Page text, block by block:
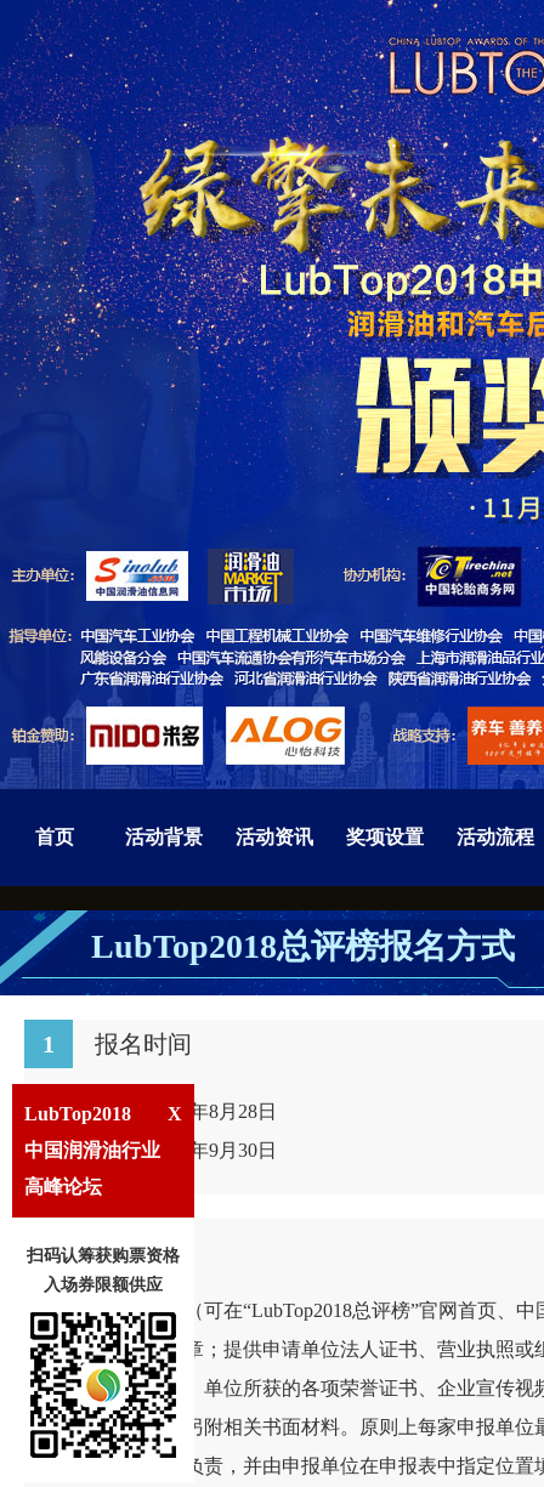
X
LubTop2018
中国润滑油行业
高峰论坛
扫码认筹获购票资格
入场券限额供应
首页 活动背景 活动资讯 奖项设置 活动流程
LubTop2018总评榜报名方式
1 报名时间
开始时间：2018 年8月28日
截止日期：2018 年9月30日
2 报名方式
填写奖项申报表（可在“LubTop2018总评榜”官网首页、
表需加盖单位公章；提供申请单位法人证书、营业执照
企业产品宣传册、单位所获的各项荣誉证书、企业宣传
财务报表等）的另附相关书面材料。原则上每家申报单
申报材料真实性负责，并由申报单位在申报表中指定位